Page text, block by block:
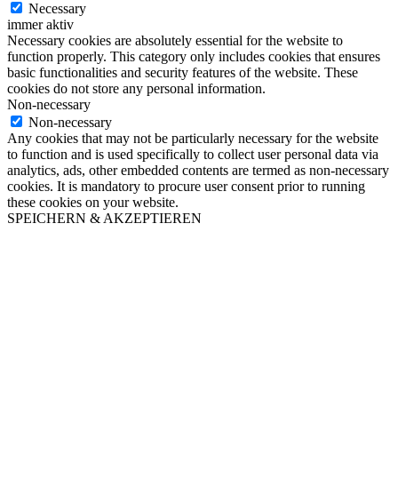
Necessary
immer aktiv
Necessary cookies are absolutely essential for the website to
function properly. This category only includes cookies that ensures
basic functionalities and security features of the website. These
cookies do not store any personal information.
Non-necessary
Non-necessary
Any cookies that may not be particularly necessary for the website
to function and is used specifically to collect user personal data via
analytics, ads, other embedded contents are termed as non-necessary
cookies. It is mandatory to procure user consent prior to running
these cookies on your website.
SPEICHERN & AKZEPTIEREN